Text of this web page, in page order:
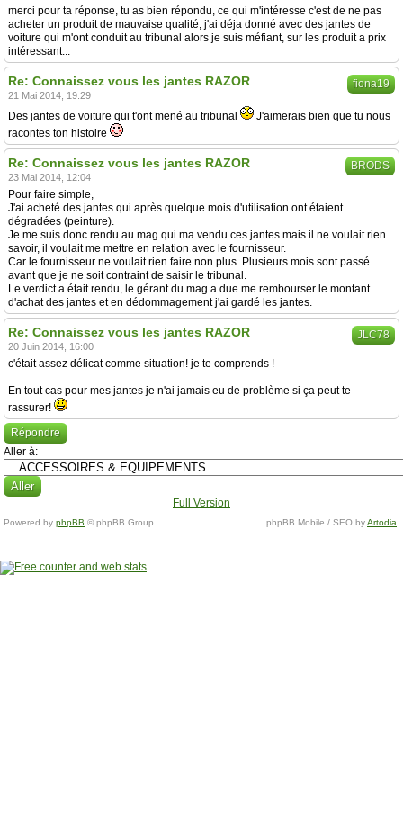
merci pour ta réponse, tu as bien répondu, ce qui m'intéresse c'est de ne pas
acheter un produit de mauvaise qualité, j'ai déja donné avec des jantes de
voiture qui m'ont conduit au tribunal alors je suis méfiant, sur les produit a prix
intéressant...
fiona19
Re: Connaissez vous les jantes RAZOR
21 Mai 2014, 19:29
Des jantes de voiture qui t'ont mené au tribunal
J'aimerais bien que tu nous
racontes ton histoire
BRODS
Re: Connaissez vous les jantes RAZOR
23 Mai 2014, 12:04
Pour faire simple,
J'ai acheté des jantes qui après quelque mois d'utilisation ont étaient
dégradées (peinture).
Je me suis donc rendu au mag qui ma vendu ces jantes mais il ne voulait rien
savoir, il voulait me mettre en relation avec le fournisseur.
Car le fournisseur ne voulait rien faire non plus. Plusieurs mois sont passé
avant que je ne soit contraint de saisir le tribunal.
Le verdict a était rendu, le gérant du mag a due me rembourser le montant
d'achat des jantes et en dédommagement j'ai gardé les jantes.
JLC78
Re: Connaissez vous les jantes RAZOR
20 Juin 2014, 16:00
c'était assez délicat comme situation! je te comprends !
En tout cas pour mes jantes je n'ai jamais eu de problème si ça peut te
rassurer!
Répondre
Aller à:
Full Version
Powered by phpBB © phpBB Group. phpBB Mobile / SEO byArtodia